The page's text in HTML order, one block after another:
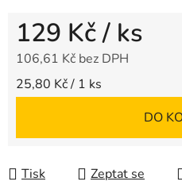
129 Kč/ ks
106,61 Kč bez DPH
Měrná cena:
25,80 Kč / 1 ks
DO
Tisk Zeptat se